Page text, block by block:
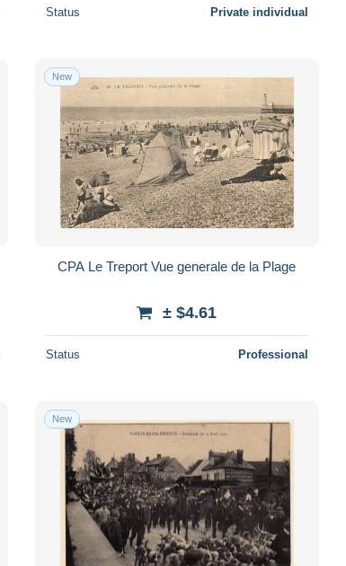
Status Private individual
New
CPA Le Treport Vue generale de la Plage
± $4.61
Status Professional
New